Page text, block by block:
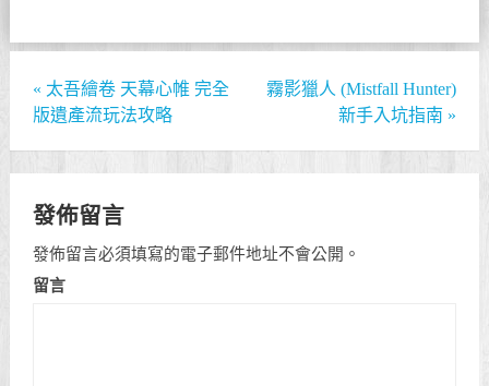
« 太吾繪卷 天幕心帷 完全
版遺產流玩法攻略
霧影獵人 (Mistfall Hunter)
新手入坑指南 »
發佈留言
發佈留言必須填寫的電子郵件地址不會公開。
留言